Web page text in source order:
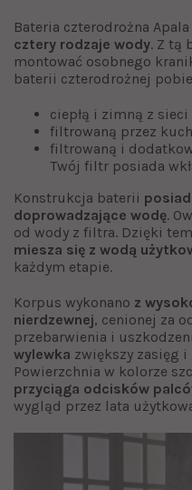
Bateria czterodrożna Apala
cztery rodzaje wody. Z tą
montować osobnego
baterii czterodrożnej
ciepłą i zimną z
filtrowaną przez
filtrowaną i
Twój filtr posiada
Konstrukcja baterii
doprowadzające wodę.
od wody z filtra. Dzięki
miesza się z wodą
każdym etapie.
Korpus wykonano z
nierdzewnej, cenionej za
przebarwienia i
wylewka zwiększy zasięg i
Powierzchnia w kolorze
przyciąga odcisków
wygląd przez lata